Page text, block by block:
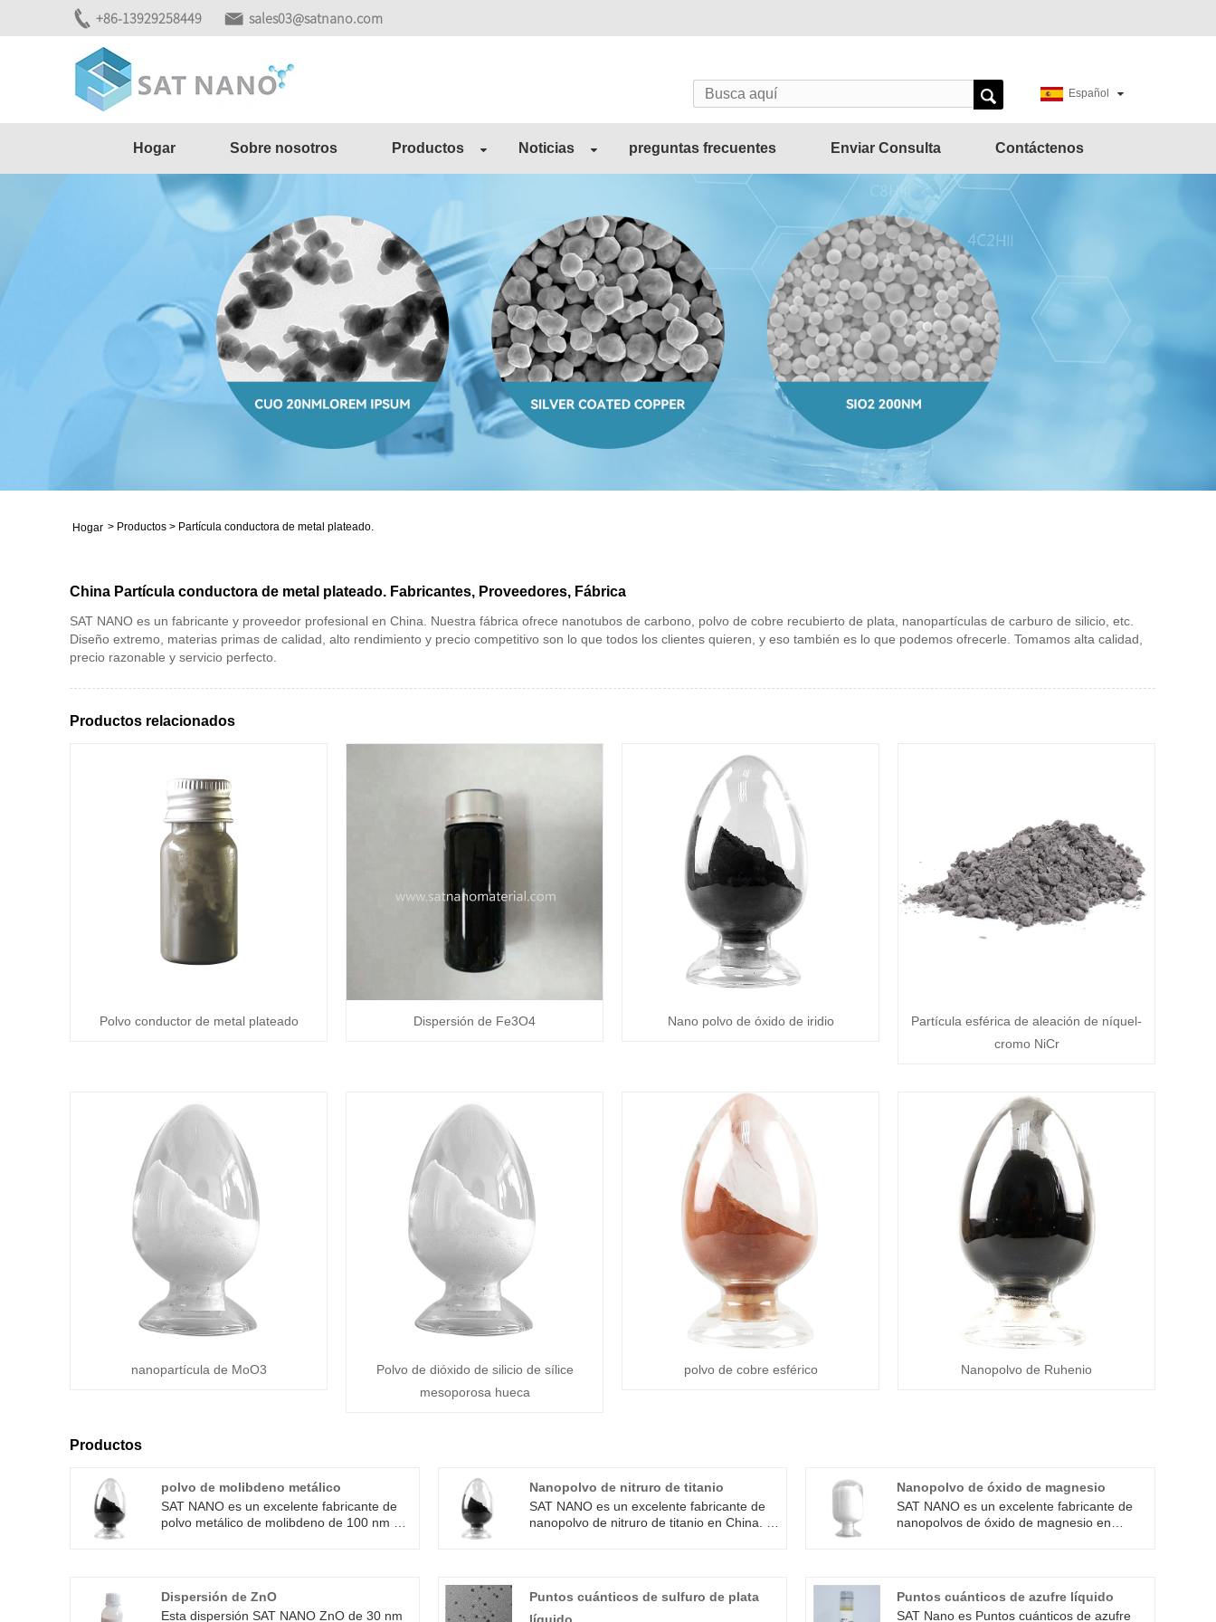
+86-13929258449 sales03@satnano.com
Español
Hogar Sobre nosotros Productos Noticias preguntas frecuentes Enviar Consulta Contáctenos
Hogar > Productos > Partícula conductora de metal plateado.
China Partícula conductora de metal plateado. Fabricantes, Proveedores, Fábrica
SAT NANO es un fabricante y proveedor profesional en China. Nuestra fábrica ofrece nanotubos de carbono, polvo de cobre recubierto de plata, nanopartículas de carburo de silicio, etc.
Diseño extremo, materias primas de calidad, alto rendimiento y precio competitivo son lo que todos los clientes quieren, y eso también es lo que podemos ofrecerle. Tomamos alta calidad,
precio razonable y servicio perfecto.
Productos relacionados
Polvo conductor de metal plateado Dispersión de Fe3O4 Nano polvo de óxido de iridio
Partícula esférica de aleación de níquel-
cromo NiCr
nanopartícula de MoO3
Polvo de dióxido de silicio de sílice
mesoporosa hueca
polvo de cobre esférico Nanopolvo de Ruhenio
Productos
polvo de molibdeno metálico
SAT NANO es un excelente fabricante de
polvo metálico de molibdeno de 100 nm en
fabricación de cerámicas, catalizadores,
Nanopolvo de nitruro de titanio
SAT NANO es un excelente fabricante de
nanopolvo de nitruro de titanio en China. El
cerámicas de alta temperatura, soporte de
Nanopolvo de óxido de magnesio
SAT NANO es un excelente fabricante de
nanopolvos de óxido de magnesio en
alta, propiedades ópticas únicas y buena
Dispersión de ZnO
Esta dispersión SAT NANO ZnO de 30 nm
Puntos cuánticos de sulfuro de plata
Puntos cuánticos de azufre líquido
SAT Nano es Puntos cuánticos de azufre